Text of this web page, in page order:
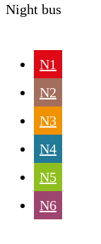
Night bus
N1
N2
N3
N4
N5
N6